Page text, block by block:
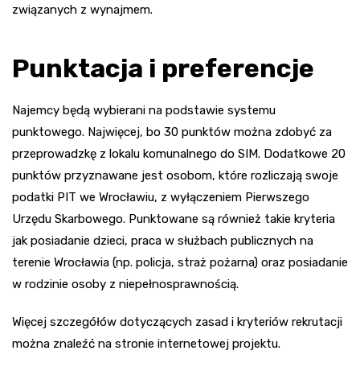
związanych z wynajmem.
Punktacja i preferencje
Najemcy będą wybierani na podstawie systemu
punktowego. Najwięcej, bo 30 punktów można zdobyć za
przeprowadzkę z lokalu komunalnego do SIM. Dodatkowe 20
punktów przyznawane jest osobom, które rozliczają swoje
podatki PIT we Wrocławiu, z wyłączeniem Pierwszego
Urzędu Skarbowego. Punktowane są również takie kryteria
jak posiadanie dzieci, praca w służbach publicznych na
terenie Wrocławia (np. policja, straż pożarna) oraz posiadanie
w rodzinie osoby z niepełnosprawnością.
Więcej szczegółów dotyczących zasad i kryteriów rekrutacji
można znaleźć na stronie internetowej projektu.